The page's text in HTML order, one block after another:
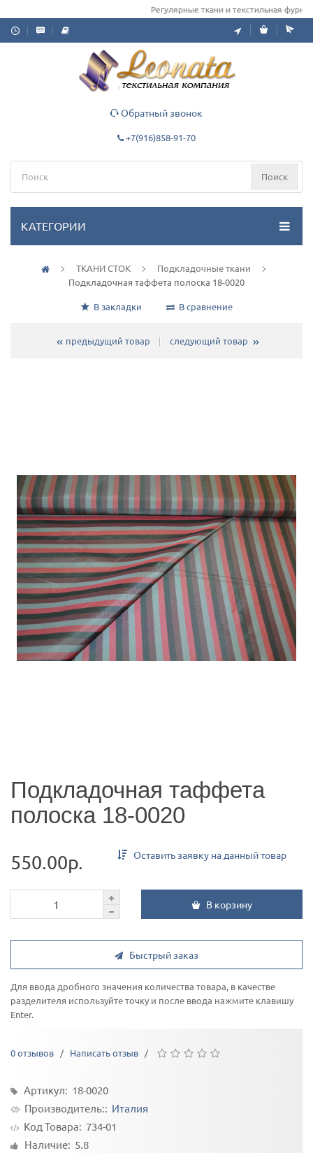
Регулярные ткани и текстильная
Обратный звонок
+7(916)858-91-70
Поиск
КАТЕГОРИИ
ТКАНИ СТОК
Подкладочные ткани
Подкладочная таффета полоска 18-0020
В закладки В сравнение
предыдущий товар следующий товар
Подкладочная таффета
полоска 18-0020
550.00р. Оставить заявку на данный товар
В корзину
Быстрый заказ
Для ввода дробного значения количества товара, в качестве
разделителя используйте точку и после ввода нажмите клавишу
Enter.
0 отзывов / Написать отзыв /
Артикул: 18-0020
Производитель:: Италия
Код Товара: 734-01
Наличие: 5.8